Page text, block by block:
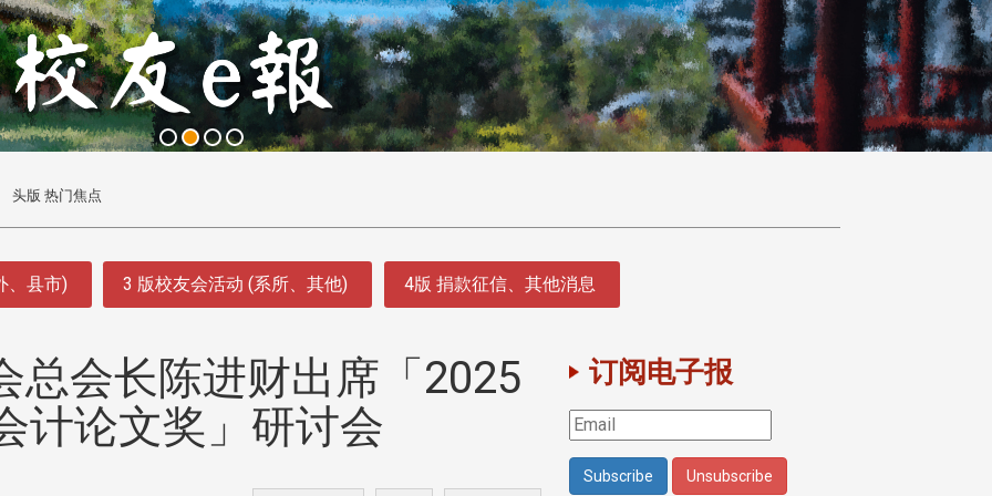
头版 热门焦点
、县市) 3 版校友会活动 (系所、其他) 4版 捐款征信、其他消息
总会长陈进财出席「2025
计论文奖」研讨会
订阅电子报